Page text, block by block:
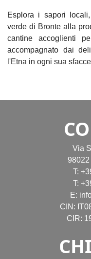
Esplora i sapori
verde di Bronte alla
cantine accoglienti
accompagnato dai
l'Etna in ogni sua
Via
T:
T:
E:
CIN:
CIR: